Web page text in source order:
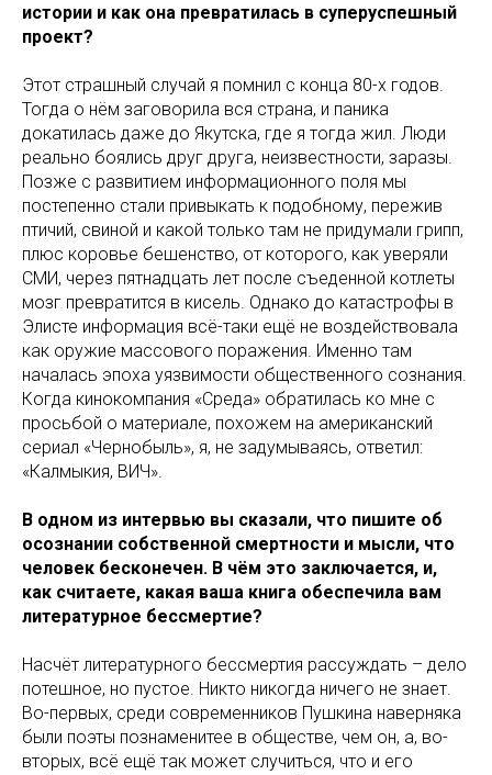
истории и как она превратилась в суперуспешный
проект?
Этот страшный случай я помнил с конца 80-х годов.
Тогда о нём заговорила вся страна, и паника
докатилась даже до Якутска, где я тогда жил. Люди
реально боялись друг друга, неизвестности, заразы.
Позже с развитием информационного поля мы
постепенно стали привыкать к подобному, пережив
птичий, свиной и какой только там не придумали грипп,
плюс коровье бешенство, от которого, как уверяли
СМИ, через пятнадцать лет после съеденной котлеты
мозг превратится в кисель. Однако до катастрофы в
Элисте информация всё-таки ещё не воздействовала
как оружие массового поражения. Именно там
началась эпоха уязвимости общественного сознания.
Когда кинокомпания «Среда» обратилась ко мне с
просьбой о материале, похожем на американский
сериал «Чернобыль», я, не задумываясь, ответил:
«Калмыкия, ВИЧ».
В одном из интервью вы сказали, что пишите об
осознании собственной смертности и мысли, что
человек бесконечен. В чём это заключается, и,
как считаете, какая ваша книга обеспечила вам
литературное бессмертие?
Насчёт литературного бессмертия рассуждать – дело
потешное, но пустое. Никто никогда ничего не знает.
Во-первых, среди современников Пушкина наверняка
были поэты познаменитее в обществе, чем он, а, во-
вторых, всё ещё так может случиться, что и его